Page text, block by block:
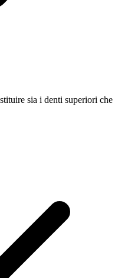
sia i denti superiori che